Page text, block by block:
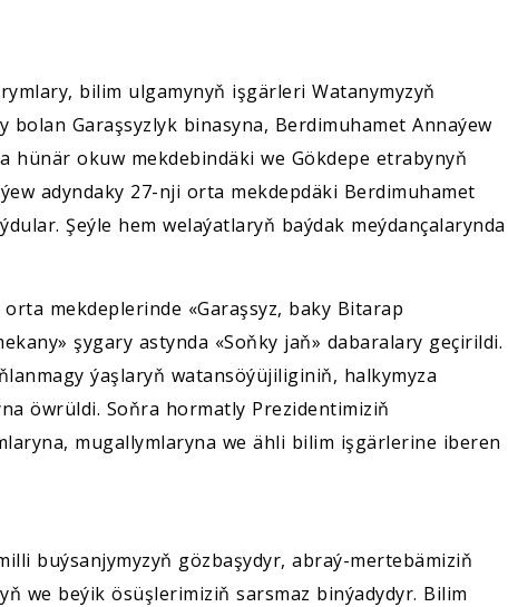
bilim ulgamynyň işgärleri Watanymyzyň
Garaşsyzlyk binasyna, Berdimuhamet Annaýew
hünär okuw mekdebindäki we Gökdepe etrabynyň
adyndaky 27-nji orta mekdepdäki Berdimuhamet
Şeýle hem welaýatlaryň baýdak meýdançalarynda
mekdeplerinde «Garaşsyz, baky Bitarap
şygary astynda «Soňky jaň» dabaralary geçirildi.
ýaşlaryň watansöýüjiliginiň, halkymyza
öwrüldi. Soňra hormatly Prezidentimiziň
mugallymlaryna we ähli bilim işgärlerine iberen
buýsanjymyzyň gözbaşydyr, abraý-mertebämiziň
we beýik ösüşlerimiziň sarsmaz binýadydyr. Bilim